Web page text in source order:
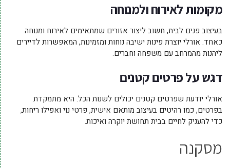
מקומות לאירוח ולמנוחה
בעיצוב פנים לבית, חשוב ליצור אזורים שמתאימים לאירוח ומנוחה
כאחד. אורלי יוצרת פינות ישיבה נוחות ומזמינות, המאפשרות לדיירים
ליהנות מהמרחב עם משפחה וחברים.
דגש על פרטים קטנים
אורלי יודעת שפרטים קטנים יכולים לשנות הכל. היא מתמקדת
בפרטים, כמו רהיטים בעיצוב מותאם אישית, פרטי נוי ואפילו ריחות,
כדי להעניק לחיים בבית תחושת יוקרה ואיכות.
מסקנה